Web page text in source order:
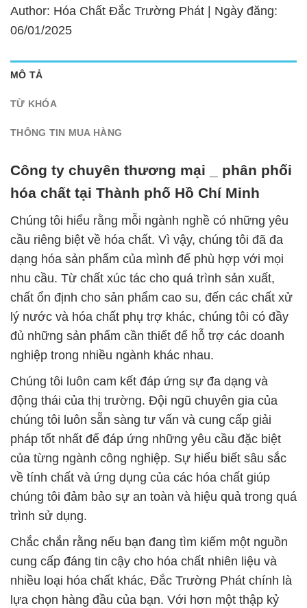
Author: Hóa Chất Đắc Trường Phát | Ngày đăng:
06/01/2025
MÔ TẢ
TỪ KHÓA
THÔNG TIN MUA HÀNG
Công ty chuyên thương mại _ phân phối
hóa chất tại Thành phố Hồ Chí Minh
Chúng tôi hiểu rằng mỗi ngành nghề có những yêu
cầu riêng biệt về hóa chất. Vì vậy, chúng tôi đã đa
dạng hóa sản phẩm của mình để phù hợp với mọi
nhu cầu. Từ chất xúc tác cho quá trình sản xuất,
chất ổn định cho sản phẩm cao su, đến các chất xử
lý nước và hóa chất phụ trợ khác, chúng tôi có đầy
đủ những sản phẩm cần thiết để hỗ trợ các doanh
nghiệp trong nhiều ngành khác nhau.
Chúng tôi luôn cam kết đáp ứng sự đa dạng và
động thái của thị trường. Đội ngũ chuyên gia của
chúng tôi luôn sẵn sàng tư vấn và cung cấp giải
pháp tốt nhất để đáp ứng những yêu cầu đặc biệt
của từng ngành công nghiệp. Sự hiểu biết sâu sắc
về tính chất và ứng dụng của các hóa chất giúp
chúng tôi đảm bảo sự an toàn và hiệu quả trong quá
trình sử dụng.
Chắc chắn rằng nếu bạn đang tìm kiếm một nguồn
cung cấp đáng tin cậy cho hóa chất nhiên liệu và
nhiều loại hóa chất khác, Đắc Trường Phát chính là
lựa chọn hàng đầu của bạn. Với hơn một thập kỷ